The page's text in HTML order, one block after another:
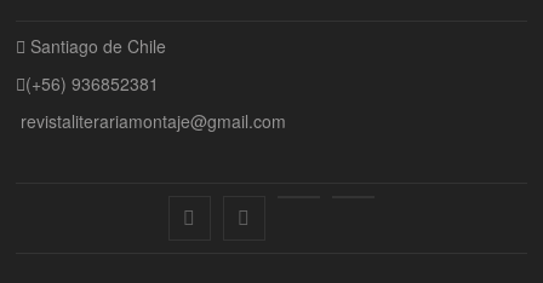
Santiago de Chile
(+56) 936852381
revistaliterariamontaje@gmail.com